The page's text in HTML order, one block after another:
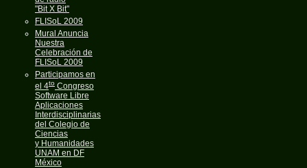
"Bit X Bit"
FLISoL 2009
Mural Anuncia
Nuestra
Celebración de
FLISoL 2009
Participamos en
el 4toCongreso
Software Libre
Aplicaciones
Interdisciplinarias
del Colegio de
Ciencias
y Humanidades
UNAM en DF
México